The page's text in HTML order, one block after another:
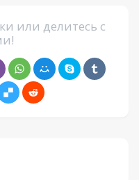
или делитесь с